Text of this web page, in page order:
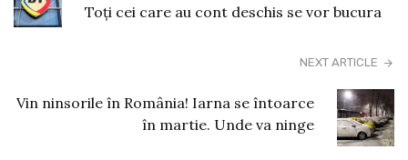
Toți cei care au cont deschis se vor bucura
NEXT ARTICLE
Vin ninsorile în România! Iarna se întoarce
în martie. Unde va ninge